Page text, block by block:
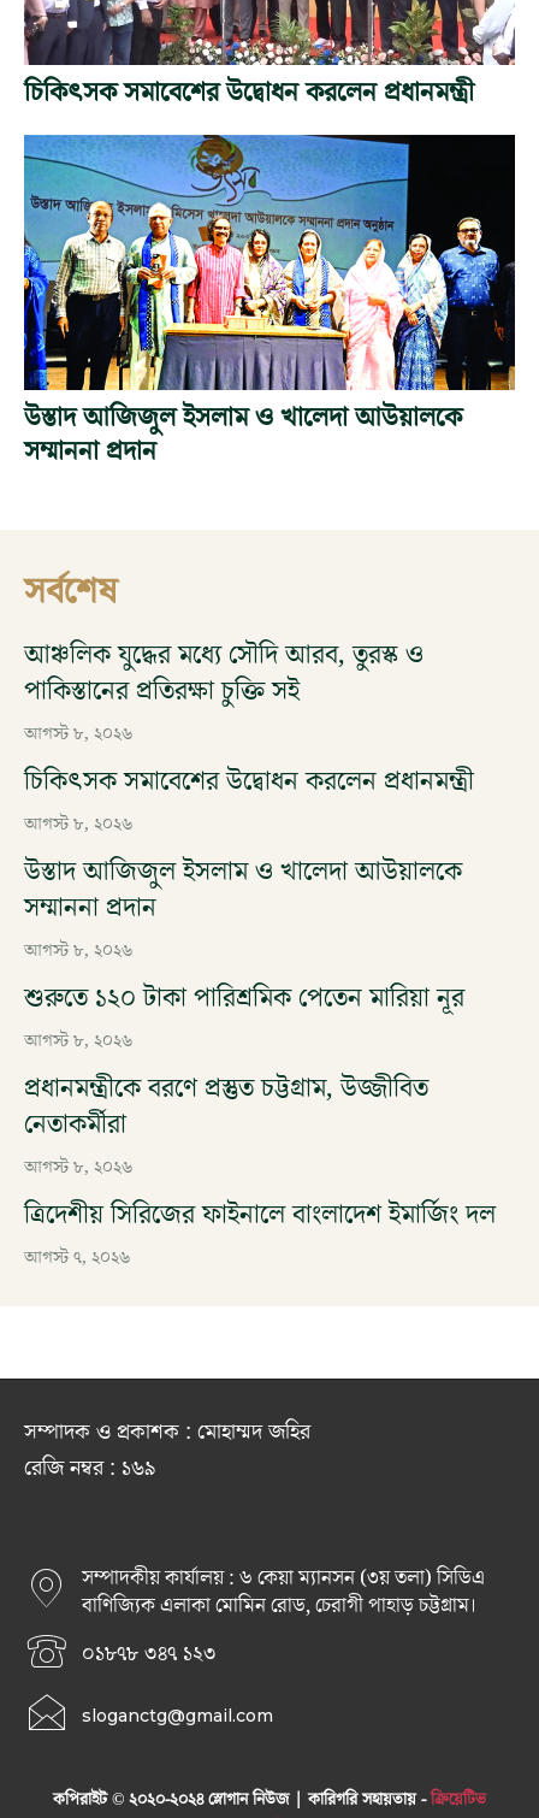
চিকিৎসক সমাবেশের উদ্বোধন করলেন প্রধানমন্ত্রী
উস্তাদ আজিজুল ইসলাম ও খালেদা আউয়ালকে
সম্মাননা প্রদান
সর্বশেষ
আঞ্চলিক যুদ্ধের মধ্যে সৌদি আরব, তুরস্ক ও
পাকিস্তানের প্রতিরক্ষা চুক্তি সই
আগস্ট ৮, ২০২৬
চিকিৎসক সমাবেশের উদ্বোধন করলেন প্রধানমন্ত্রী
আগস্ট ৮, ২০২৬
উস্তাদ আজিজুল ইসলাম ও খালেদা আউয়ালকে
সম্মাননা প্রদান
আগস্ট ৮, ২০২৬
শুরুতে ১২০ টাকা পারিশ্রমিক পেতেন মারিয়া নূর
আগস্ট ৮, ২০২৬
প্রধানমন্ত্রীকে বরণে প্রস্তুত চট্টগ্রাম, উজ্জীবিত
নেতাকর্মীরা
আগস্ট ৮, ২০২৬
ত্রিদেশীয় সিরিজের ফাইনালে বাংলাদেশ ইমার্জিং দল
আগস্ট ৭, ২০২৬
সম্পাদক ও প্রকাশক : মোহাম্মদ জহির
রেজি নম্বর : ১৬৯
সম্পাদকীয় কার্যালয় : ৬ কেয়া ম্যানসন (৩য় তলা) সিডিএ
বাণিজ্যিক এলাকা মোমিন রোড, চেরাগী পাহাড় চট্টগ্রাম।
০১৮৭৮ ৩৪৭ ১২৩
sloganctg@gmail.com
কপিরাইট © ২০২০-২০২৪ স্লোগান নিউজ | কারিগরি সহায়তায় -ক্রিয়েটিভ